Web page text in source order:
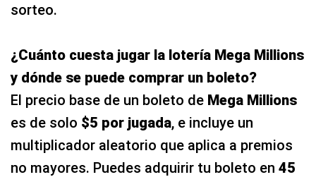
sorteo.
¿Cuánto cuesta jugar la lotería Mega Millions
y dónde se puede comprar un boleto?
El precio base de un boleto de Mega Millions
es de solo $5 por jugada, e incluye un
multiplicador aleatorio que aplica a premios
no mayores. Puedes adquirir tu boleto en 45